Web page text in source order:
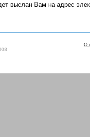
выслан Вам на адрес
О